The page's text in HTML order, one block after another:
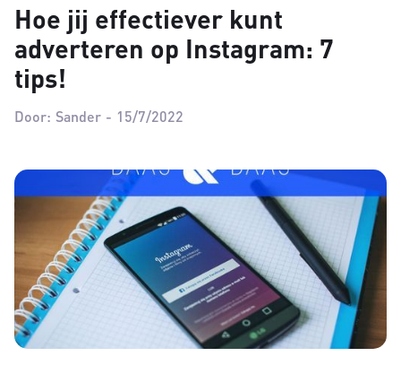
Hoe jij effectiever kunt
adverteren op Instagram: 7
tips!
Door: Sander - 15/7/2022